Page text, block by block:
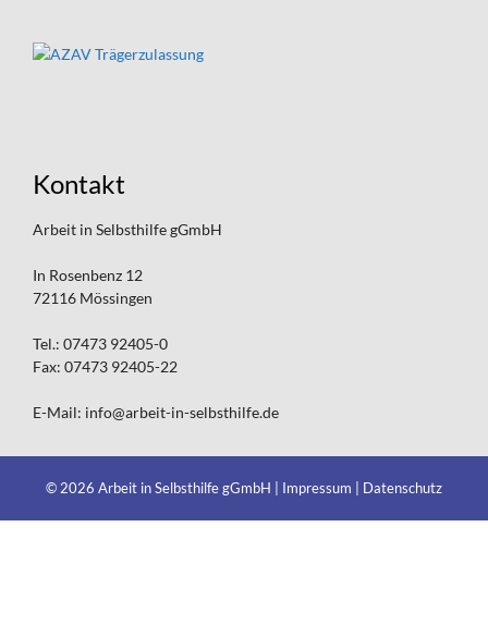
Kontakt
Arbeit in Selbsthilfe gGmbH
In Rosenbenz 12
72116 Mössingen
Tel.: 07473 92405-0
Fax: 07473 92405-22
E-Mail: info@arbeit-in-selbsthilfe.de
© 2026 Arbeit in Selbsthilfe gGmbH | Impressum Datenschutz